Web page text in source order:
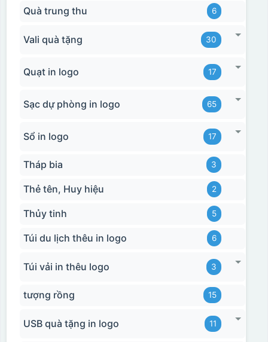
Quà trung thu 6
Vali quà tặng 30
Quạt in logo 17
Sạc dự phòng in logo 65
Sổ in logo 17
Tháp bia 3
Thẻ tên, Huy hiệu 2
Thủy tinh 5
Túi du lịch thêu in logo 6
Túi vải in thêu logo 3
tượng rồng 15
USB quà tặng in logo 11